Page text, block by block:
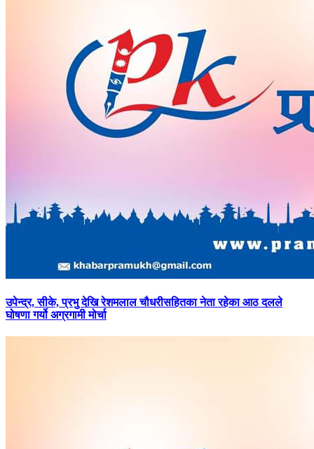
उपेन्द्र,सीके, प्रभु देखि रेशमलाल चौधरीसहितका नेता रहेका आठ दलले
घोषणा गर्यो अग्रगामी मोर्चा